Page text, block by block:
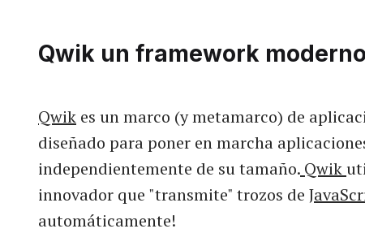
Qwik un framework moderno
Qwik es un marco (y metamarco) de
diseñado para poner en marcha
independientemente de su tamaño. Qwik
innovador que "transmite" trozos de
automáticamente!